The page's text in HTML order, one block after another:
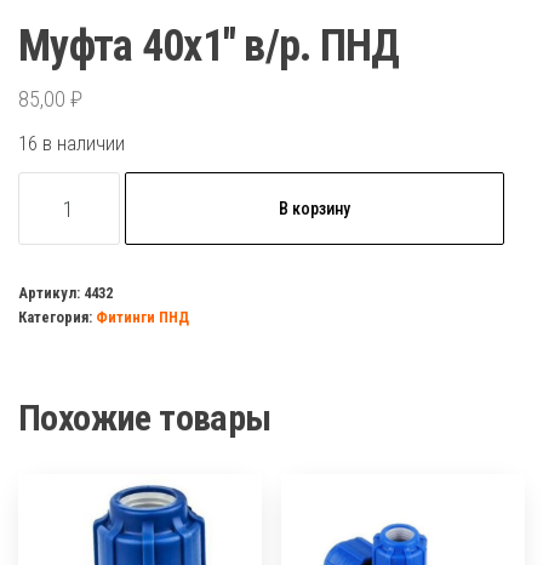
Муфта 40х1″ в/р. ПНД
85,00 ₽
16 в наличии
товара
40х1"
в/
В корзину
Артикул: 4432
Категория: Фитинги ПНД
Похожие товары